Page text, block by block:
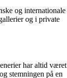
og internationale
og i private
har altid været
stemningen på en